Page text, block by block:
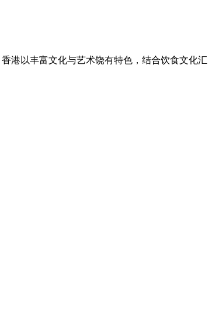
港以丰富文化与艺术饶有特色，结合饮食文化汇